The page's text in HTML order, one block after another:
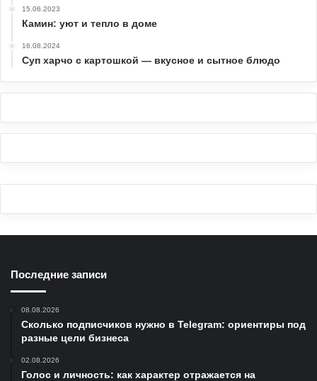
15.06.2023
Камин: уют и тепло в доме
16.08.2024
Суп харчо с картошкой — вкусное и сытное блюдо
Последние записи
08.08.2026
Сколько подписчиков нужно в Telegram: ориентиры под
разные цели бизнеса
02.08.2026
Голос и личность: как характер отражается на